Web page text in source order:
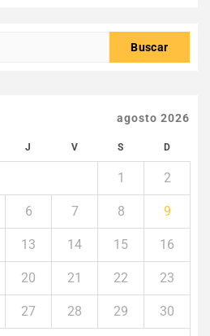
agosto 2026
J V S D
1 2
6 7 8 9
13 14 15 16
20 21 22 23
27 28 29 30